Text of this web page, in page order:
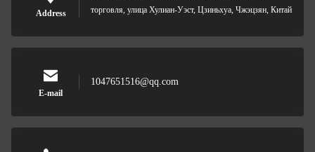
Address
торговля, улица Хулиан-Уэст, Цзиньхуа, Чжэцзян, Китай
E-mail
1047651516@qq.com